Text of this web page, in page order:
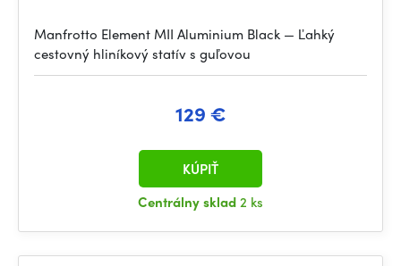
Manfrotto Element MII Aluminium Black — Ľahký
cestovný hliníkový statív s guľovou
129 €
Centrálny sklad2 ks
KÚPIŤ